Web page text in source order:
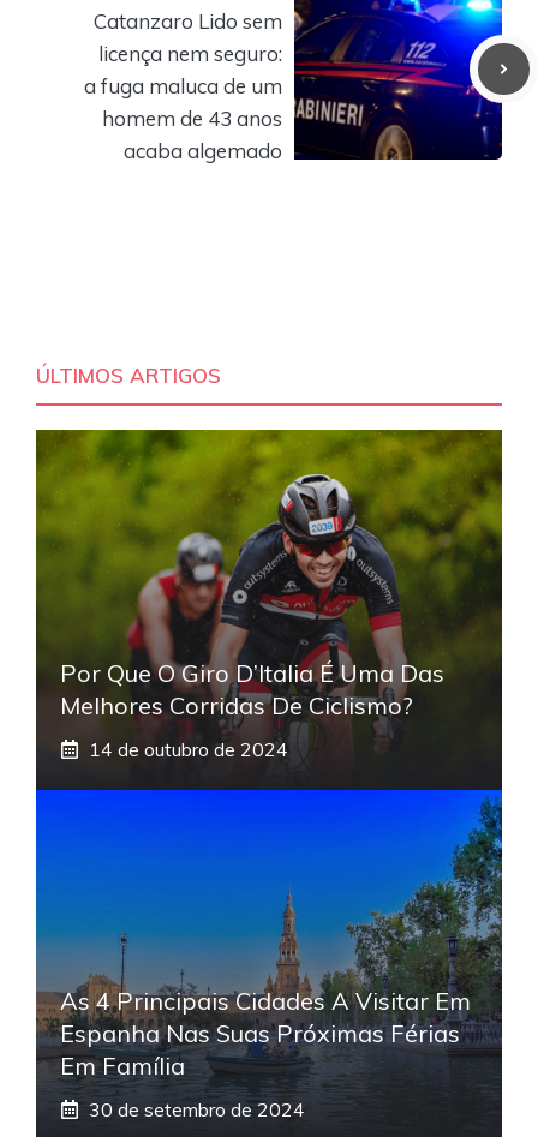
Catanzaro Lido sem
licença nem seguro:
a fuga maluca de um
homem de 43 anos
acaba algemado
ÚLTIMOS ARTIGOS
Por Que O Giro D’Italia É Uma Das
Melhores Corridas De Ciclismo?
14 de outubro de 2024
As 4 Principais Cidades A Visitar Em
Espanha Nas Suas Próximas Férias
Em Família
30 de setembro de 2024